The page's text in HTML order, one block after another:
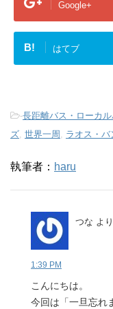
Google+
B! はてブ
-長距離バス・ローカル
ズ, 世界一周 , ラオス・バ
執筆者： haru
つな よ
1:39 PM
こんにちは。
今回は「一旦忘れ